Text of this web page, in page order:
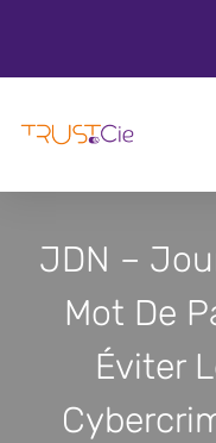
JDN –
Mot De
Éviter